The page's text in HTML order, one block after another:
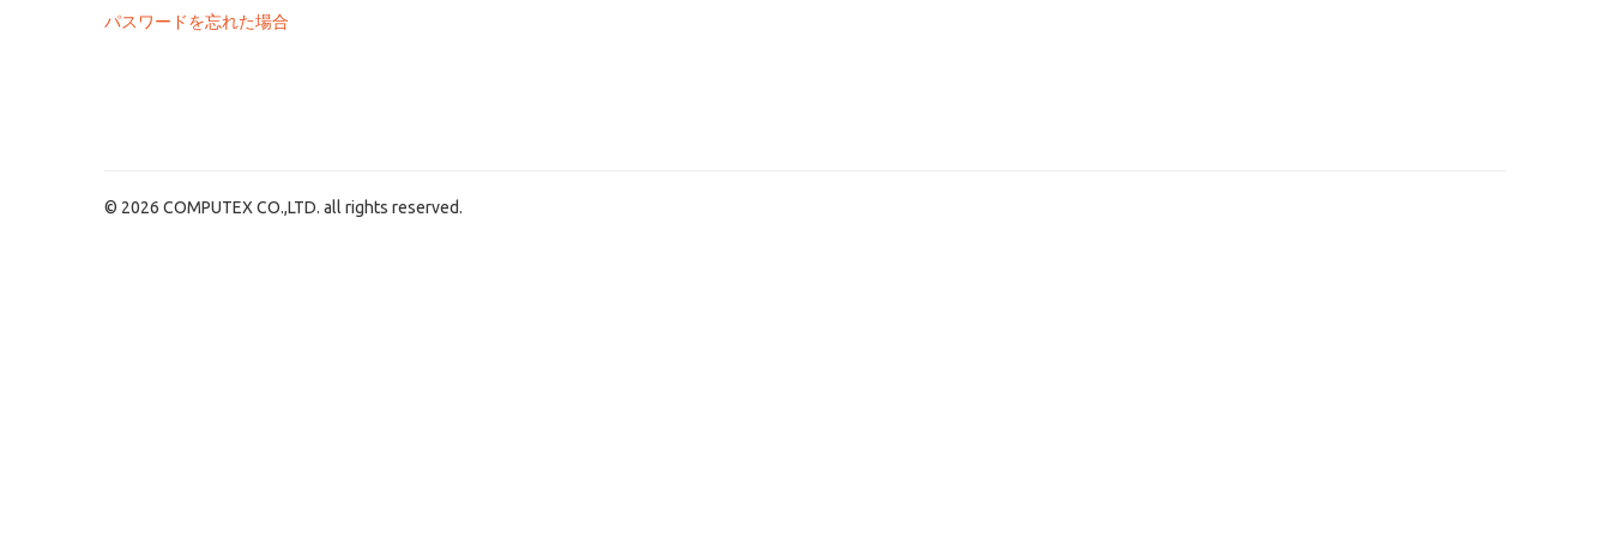
パスワードを忘れた場合
© 2026 COMPUTEX CO.,LTD. all rights reserved.